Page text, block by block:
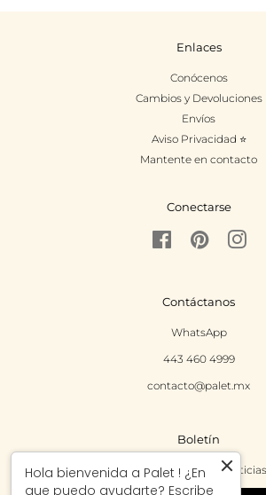
Enlaces
Conócenos
Cambios y Devoluciones
Envíos
Aviso Privacidad ⭐
Mantente en contacto
Conectarse
FacebookPinterest
Contáctanos
WhatsApp
443 460 4999
contacto@palet.mx
Boletín
Regístrate para recibir las últimas
Hola bienvenida a Palet ! ¿En
que puedo ayudarte? Escribe